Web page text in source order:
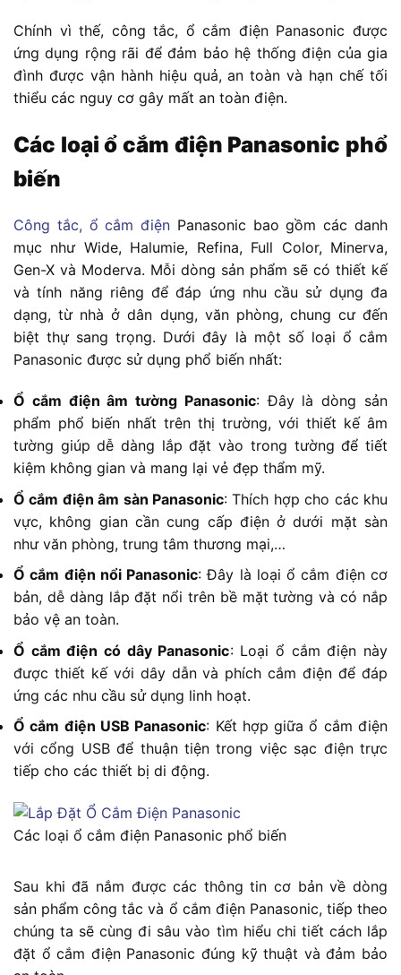
Chính vì thế, công tắc, ổ cắm điện Panasonic được
ứng dụng rộng rãi để đảm bảo hệ thống điện của gia
đình được vận hành hiệu quả, an toàn và hạn chế tối
thiểu các nguy cơ gây mất an toàn điện.
Các loại ổ cắm điện Panasonic phổ
biến
Công tắc, ổ cắm điện Panasonic bao gồm các danh
mục như Wide, Halumie, Refina, Full Color, Minerva,
Gen-X và Moderva. Mỗi dòng sản phẩm sẽ có thiết kế
và tính năng riêng để đáp ứng nhu cầu sử dụng đa
dạng, từ nhà ở dân dụng, văn phòng, chung cư đến
biệt thự sang trọng. Dưới đây là một số loại ổ cắm
Panasonic được sử dụng phổ biến nhất:
Ổ cắm điện âm tường Panasonic: Đây là dòng sản
phẩm phổ biến nhất trên thị trường, với thiết kế âm
tường giúp dễ dàng lắp đặt vào trong tường để tiết
kiệm không gian và mang lại vẻ đẹp thẩm mỹ.
Ổ cắm điện âm sàn Panasonic: Thích hợp cho các khu
vực, không gian cần cung cấp điện ở dưới mặt sàn
như văn phòng, trung tâm thương mại,…
Ổ cắm điện nổi Panasonic: Đây là loại ổ cắm điện cơ
bản, dễ dàng lắp đặt nổi trên bề mặt tường và có nắp
bảo vệ an toàn.
Ổ cắm điện có dây Panasonic: Loại ổ cắm điện này
được thiết kế với dây dẫn và phích cắm điện để đáp
ứng các nhu cầu sử dụng linh hoạt.
Ổ cắm điện USB Panasonic: Kết hợp giữa ổ cắm điện
với cổng USB để thuận tiện trong việc sạc điện trực
tiếp cho các thiết bị di động.
Các loại ổ cắm điện Panasonic phổ biến
Sau khi đã nắm được các thông tin cơ bản về dòng
sản phẩm công tắc và ổ cắm điện Panasonic, tiếp theo
chúng ta sẽ cùng đi sâu vào tìm hiểu chi tiết cách lắp
đặt ổ cắm điện Panasonic đúng kỹ thuật và đảm bảo